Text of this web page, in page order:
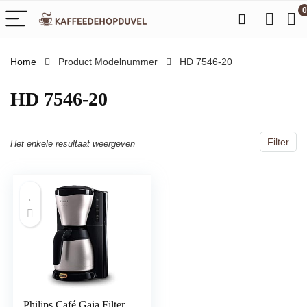
0
Home Product Modelnummer ‎HD 7546-20
‎HD 7546-20
Filter
Het enkele resultaat weergeven
Philips Café Gaia Filter